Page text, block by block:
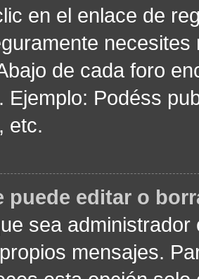
en el enlace de
de cada foro
Ejemplo: Podéss
etc.
puede editar o
sea
mensajes.